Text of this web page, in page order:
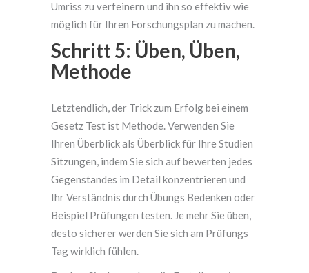
Umriss zu verfeinern und ihn so effektiv wie
möglich für Ihren Forschungsplan zu machen.
Schritt 5: Üben, Üben,
Methode
Letztendlich, der Trick zum Erfolg bei einem
Gesetz Test ist Methode. Verwenden Sie
Ihren Überblick als Überblick für Ihre Studien
Sitzungen, indem Sie sich auf bewerten jedes
Gegenstandes im Detail konzentrieren und
Ihr Verständnis durch Übungs Bedenken oder
Beispiel Prüfungen testen. Je mehr Sie üben,
desto sicherer werden Sie sich am Prüfungs
Tag wirklich fühlen.